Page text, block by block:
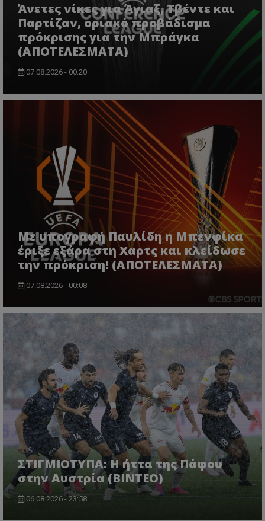
Άνετες νίκες για Άγιαξ, Τβέντε και
Παρτίζαν, οριακό προβάδισμα
πρόκρισης για την Μπράγκα
(ΑΠΟΤΕΛΕΣΜΑΤΑ)
07.08.2026 - 00:20
Με υπογραφή Παυλίδη η Μπενφίκα
έριξε εξάρα στη Χαρτς και κλείδωσε
την πρόκριση! (ΑΠΟΤΕΛΕΣΜΑΤΑ)
07.08.2026 - 00:08
ΣΤΙΓΜΙΟΤΥΠΑ: Η ήττα της Πάφου
στην Αυστρία (ΒΙΝΤΕΟ)
06.08.2026 - 23:58